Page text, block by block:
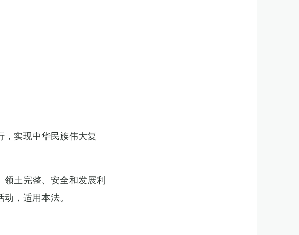
实现中华民族伟大复
土完整、安全和发展利
，适用本法。